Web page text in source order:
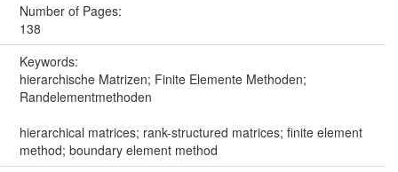
Number of Pages:
138
Keywords:
hierarchische Matrizen; Finite Elemente Methoden;
Randelementmethoden
hierarchical matrices; rank-structured matrices; finite element
method; boundary element method